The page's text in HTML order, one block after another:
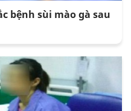
bệnh sùi mào gà sau